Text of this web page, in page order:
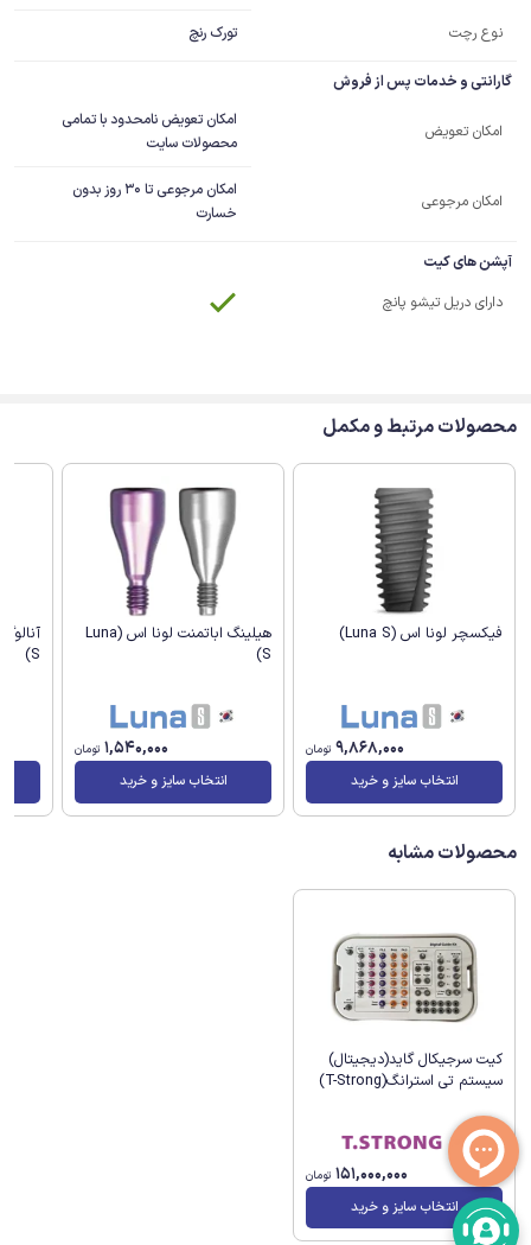
نوع رچت تورک رنچ
گارانتی و خدمات پس از فروش
امکان تعویض
امکان تعویض نامحدود با تمامی
محصولات سایت
امکان مرجوعی
امکان مرجوعی تا 30 روز بدون
خسارت
آپشن های کیت
دارای دریل تیشو پانچ
محصولات مرتبط و مکمل
فیکسچر لونا اس (Luna S)
9,868,000 تومان
انتخاب سایز و خرید
هیلینگ اباتمنت لونا اس (Luna
S)
1,540,000 تومان
انتخاب سایز و خرید
S)
محصولات مشابه
کیت سرجیکال گاید(دیجیتال)
سیستم تی استرانگ(T-Strong)
151,000,000 تومان
انتخاب سایز و خرید